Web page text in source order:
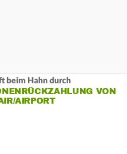
beim Hahn durch
VON
AIRPORT